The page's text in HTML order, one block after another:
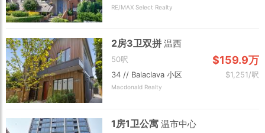
RE/MAX Select Realty
2房3卫双拼温西
50呎 $159.9万
34 // Balaclava 小区 $1,251/呎
Macdonald Realty
1房1卫公寓温市中心